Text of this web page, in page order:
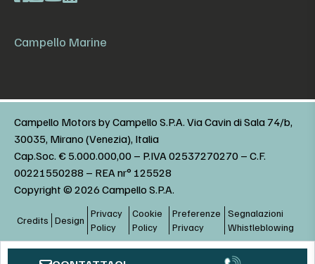
Campello Marine
Campello Motors by Campello S.P.A. Via Cavin di Sala 74/b,
30035, Mirano (Venezia), Italia
Cap.Soc. € 5.000.000,00 – P.IVA 02537270270 – C.F.
00221550288 – REA nr° 125528
Copyright © 2026 Campello S.P.A.
Credits Design
Privacy
Policy
Cookie
Policy
Preferenze
Privacy
Segnalazioni
Whistleblowing